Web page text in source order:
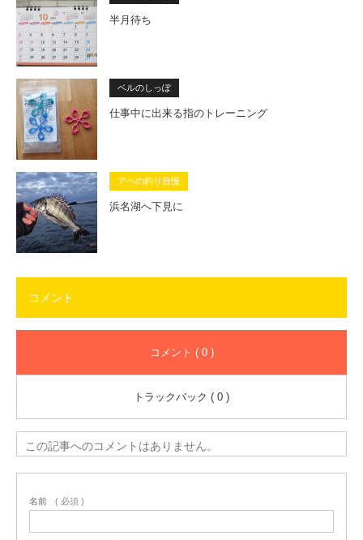
半月待ち
ベルのしっぽ
仕事中に出来る指のトレーニング
アベの釣り自慢
浜名湖へ下見に
コメント
コメント ( 0 )
トラックバック ( 0 )
この記事へのコメントはありません。
名前 ( 必須 )